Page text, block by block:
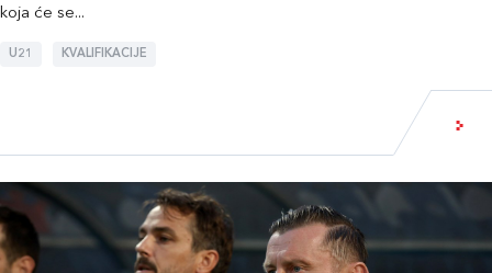
koja će se...
U21 KVALIFIKACIJE